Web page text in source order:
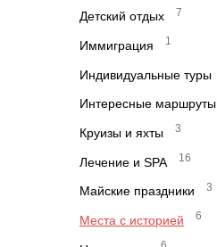
Детский отдых 7
Иммиграция 1
Индивидуальные туры
Интересные маршруты
Круизы и яхты 3
Лечение и SPA 16
Майские праздники 3
Места с историей 6
6